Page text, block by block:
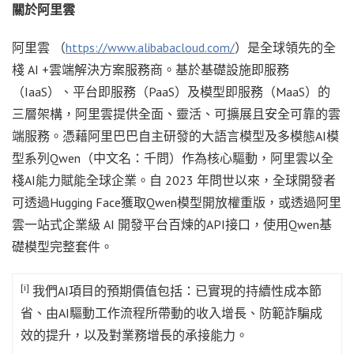
關於阿里雲
阿里雲 （https://www.alibabacloud.com/）是全球領先的全
棧 AI +雲端解決方案服務商。基於基礎設施即服務
（IaaS）、平台即服務（PaaS）及模型即服務（MaaS）的
三層架構，阿里雲提供全面、靈活、可擴展且安全可靠的雲
端服務。憑藉阿里巴巴自主研發的大語言模型及多模態AI模
型系列Qwen（中文名：千問）作為核心驅動，阿里雲以全
棧AI能力賦能全球企業。自 2023 年問世以來，全球開發者
可透過Hugging Face獲取Qwen模型開放權重版，或透過阿里
雲一站式企業級 AI 開發平台百煉的API接口，使用Qwen基
礎模型完整套件。
[i] 我們AI項目的預期價值包括：已實現的持續性成本節
省、由AI驅動工作流程所帶動的收入增長、防範詐騙成
效的提升，以及對業務增長的承接能力。